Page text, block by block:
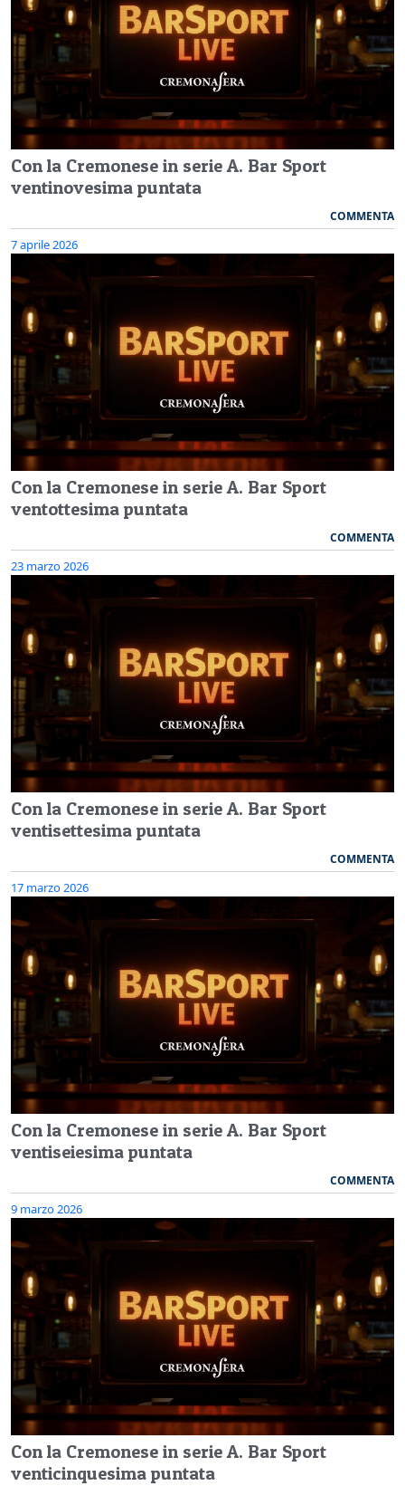
Con la Cremonese in serie A. Bar Sport
ventinovesima puntata
COMMENTA
7 aprile 2026
Con la Cremonese in serie A. Bar Sport
ventottesima puntata
COMMENTA
23 marzo 2026
Con la Cremonese in serie A. Bar Sport
ventisettesima puntata
COMMENTA
17 marzo 2026
Con la Cremonese in serie A. Bar Sport
ventiseiesima puntata
COMMENTA
9 marzo 2026
Con la Cremonese in serie A. Bar Sport
venticinquesima puntata